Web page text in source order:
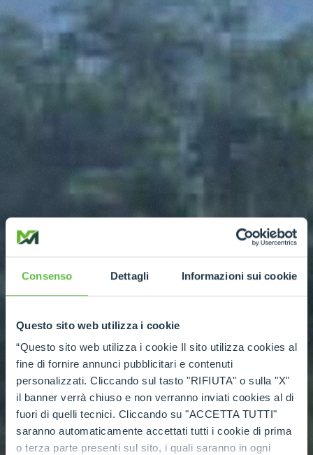
Consenso Dettagli Informazioni sui cookie
Questo sito web utilizza i cookie
“Questo sito web utilizza i cookie Il sito utilizza cookies al
fine di fornire annunci pubblicitari e contenuti
personalizzati. Cliccando sul tasto "RIFIUTA" o sulla "X"
il banner verrà chiuso e non verranno inviati cookies al di
fuori di quelli tecnici. Cliccando su "ACCETTA TUTTI"
saranno automaticamente accettati tutti i cookie di prima
o terza parte presenti sul sito, i quali saranno in ogni